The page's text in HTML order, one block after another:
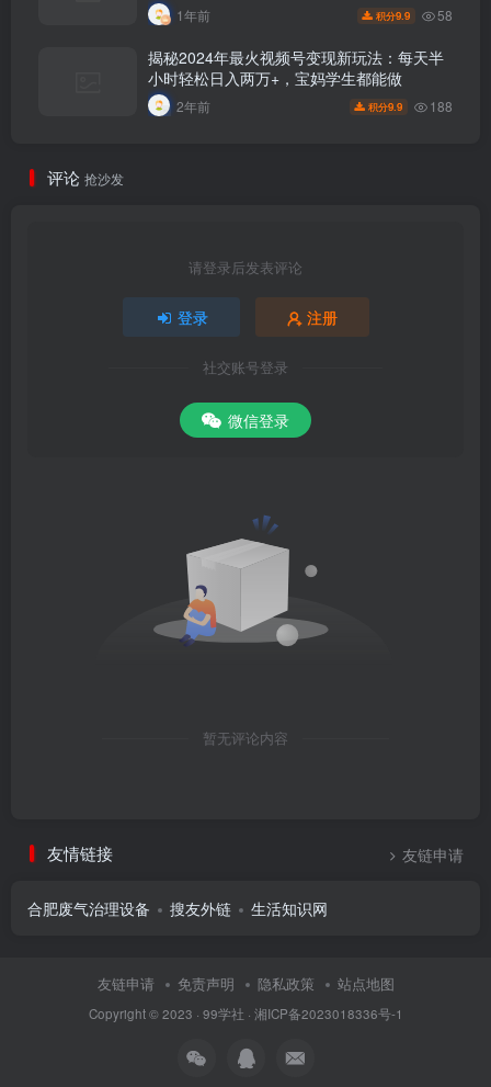
1年前 积分9.9 58
揭秘2024年最火视频号变现新玩法：每天半
小时轻松日入两万+，宝妈学生都能做
2年前 积分9.9 188
评论 抢沙发
请登录后发表评论
登录 注册
社交账号登录
微信登录
暂无评论内容
友情链接 友链申请
合肥废气治理设备 搜友外链 生活知识网
友链申请 免责声明 隐私政策 站点地图
Copyright © 2023 · 99学社 · 湘ICP备2023018336号-1